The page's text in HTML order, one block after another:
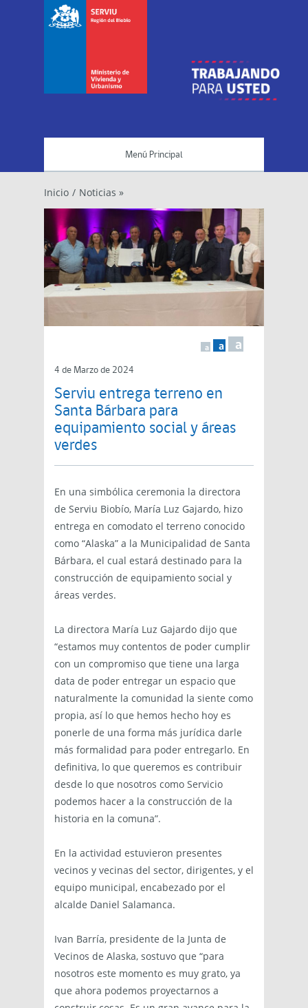
Menú Principal
Inicio / Noticias »
a a a
4 de Marzo de 2024
Serviu entrega terreno en
Santa Bárbara para
equipamiento social y áreas
verdes
En una simbólica ceremonia la directora
de Serviu Biobío, María Luz Gajardo, hizo
entrega en comodato el terreno conocido
como “Alaska” a la Municipalidad de Santa
Bárbara, el cual estará destinado para la
construcción de equipamiento social y
áreas verdes.
La directora María Luz Gajardo dijo que
“estamos muy contentos de poder cumplir
con un compromiso que tiene una larga
data de poder entregar un espacio que
naturalmente la comunidad la siente como
propia, así lo que hemos hecho hoy es
ponerle de una forma más jurídica darle
más formalidad para poder entregarlo. En
definitiva, lo que queremos es contribuir
desde lo que nosotros como Servicio
podemos hacer a la construcción de la
historia en la comuna”.
En la actividad estuvieron presentes
vecinos y vecinas del sector, dirigentes, y el
equipo municipal, encabezado por el
alcalde Daniel Salamanca.
Ivan Barría, presidente de la Junta de
Vecinos de Alaska, sostuvo que “para
nosotros este momento es muy grato, ya
que ahora podemos proyectarnos a